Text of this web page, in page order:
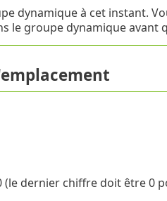
dynamique à cet instant.
le groupe dynamique avant
(le dernier chiffre doit être 0